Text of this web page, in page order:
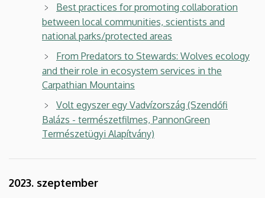
Best practices for promoting collaboration
between local communities, scientists and
national parks/protected areas
From Predators to Stewards: Wolves ecology
and their role in ecosystem services in the
Carpathian Mountains
Volt egyszer egy Vadvízország (Szendőfi
Balázs - természetfilmes, PannonGreen
Természetügyi Alapítvány)
2023. szeptember